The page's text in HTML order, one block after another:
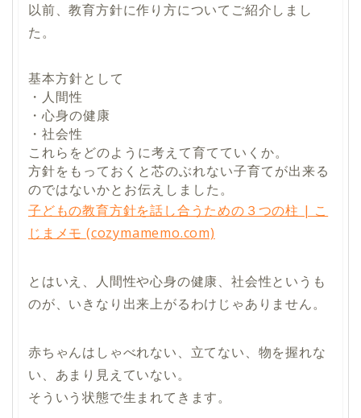
以前、教育方針に作り方についてご紹介しまし
た。
基本方針として
・人間性
・心身の健康
・社会性
これらをどのように考えて育てていくか。
方針をもっておくと芯のぶれない子育てが出来る
のではないかとお伝えしました。
子どもの教育方針を話し合うための３つの柱 | こ
じまメモ (cozymamemo.com)
とはいえ、人間性や心身の健康、社会性というも
のが、いきなり出来上がるわけじゃありません。
赤ちゃんはしゃべれない、立てない、物を握れな
い、あまり見えていない。
そういう状態で生まれてきます。